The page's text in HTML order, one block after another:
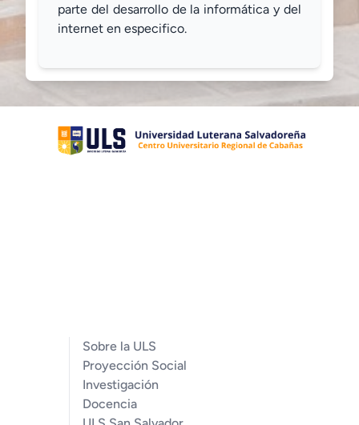
parte del desarrollo de la informática y del
internet en especifico.
Sobre la ULS
Proyección Social
Investigación
Docencia